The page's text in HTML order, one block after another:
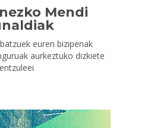
Mendi
euren bizipenak
aurkeztuko dizkiete